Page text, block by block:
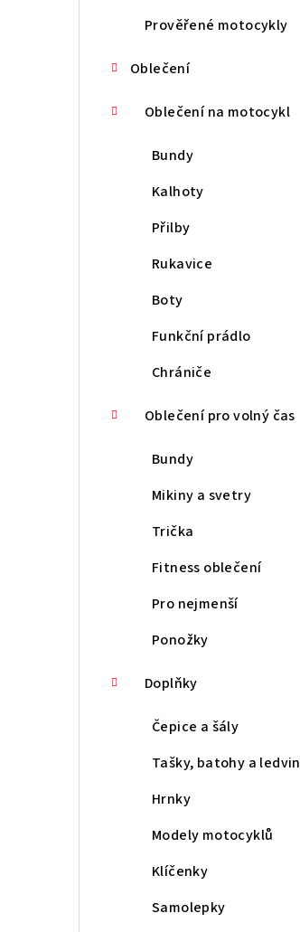
Prověřené motocykly
Oblečení
Oblečení na motocykl
Bundy
Kalhoty
Přilby
Rukavice
Boty
Funkční prádlo
Chrániče
Oblečení pro volný čas
Bundy
Mikiny a svetry
Trička
Fitness oblečení
Pro nejmenší
Ponožky
Doplňky
Čepice a šály
Tašky, batohy a
Hrnky
Modely motocyklů
Klíčenky
Samolepky